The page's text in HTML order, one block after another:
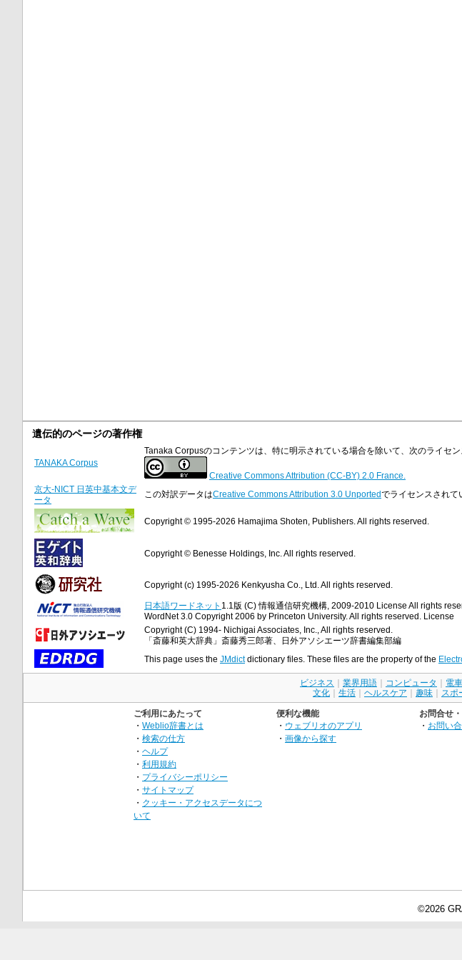
遺伝的のページの著作権
TANAKA Corpus
Tanaka Corpusのコンテンツは、特に明示されている場合を除いて、次のライセン
Creative Commons Attribution (CC-BY) 2.0 France.
京大-NICT 日英中基本文デ
ータ
この対訳データはCreative Commons Attribution 3.0 Unportedでライセンスされて
Copyright © 1995-2026 Hamajima Shoten, Publishers. All rights reserved.
Copyright © Benesse Holdings, Inc. All rights reserved.
Copyright (c) 1995-2026 Kenkyusha Co., Ltd. All rights reserved.
日本語ワードネット 1.1版 (C) 情報通信研究機構, 2009-2010 License All rights
WordNet 3.0 Copyright 2006 by Princeton University. All rights reserved. License
Copyright (C) 1994- Nichigai Associates, Inc., All rights reserved.
「斎藤和英大辞典」斎藤秀三郎著、日外アソシエーツ辞書編集部編
This page uses the JMdictdictionary files. These files are the property of the
ビジネス 業界用語 コンピュータ 電車
文化
生活 ヘルスケア 趣味 スポ
ご利用にあたって
・ Weblio辞書とは
・ 検索の仕方
・ ヘルプ
・ 利用規約
・ プライバシーポリシー
・ サイトマップ
・ クッキー・アクセスデータにつ
いて
便利な機能
・ ウェブリオのアプリ
・ 画像から探す
お問合せ
・ お問い
©2026